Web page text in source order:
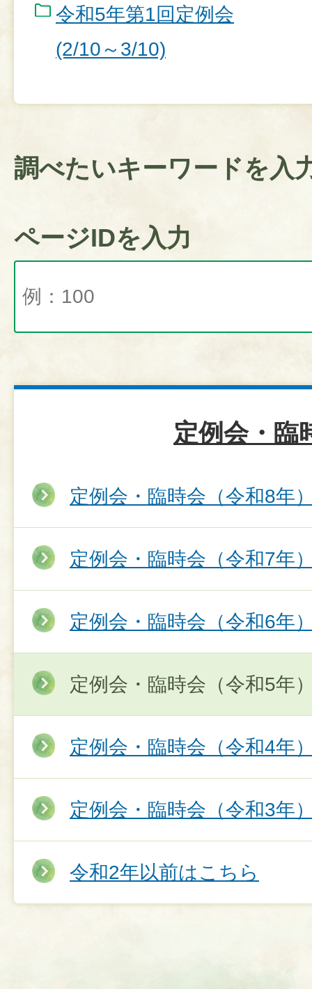
令和5年第1回定例会
(2/10～3/10)
調べたいキーワードを入
ページIDを入力
定例会・臨
定例会・臨時会（令和8年
定例会・臨時会（令和7年
定例会・臨時会（令和6年
定例会・臨時会（令和5年
定例会・臨時会（令和4年
定例会・臨時会（令和3年
令和2年以前はこちら